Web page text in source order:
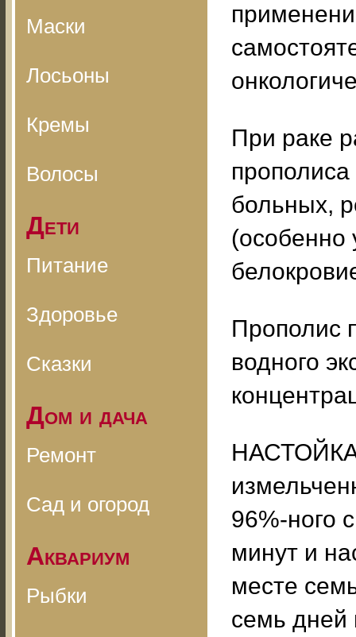
Маски
Лосьоны
Кремы
Волосы
Дети
Питание
Здоровье
Сказки
Дом и дача
Ремонт
Сад и огород
Аквариум
Рыбки
При раке
больных,
Прополис
водного
НАСТОЙКА:
96%-ного
минут и
месте
семь дней